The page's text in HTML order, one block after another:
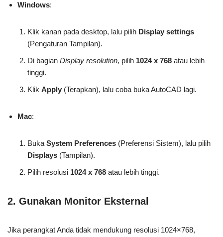
Windows:
Klik kanan pada desktop, lalu pilih Display settings
(Pengaturan Tampilan).
Di bagian Display resolution, pilih 1024 x 768 atau lebih
tinggi.
Klik Apply (Terapkan), lalu coba buka AutoCAD lagi.
Mac:
Buka System Preferences (Preferensi Sistem), lalu pilih
Displays (Tampilan).
Pilih resolusi 1024 x 768 atau lebih tinggi.
2. Gunakan Monitor Eksternal
Jika perangkat Anda tidak mendukung resolusi 1024×768,